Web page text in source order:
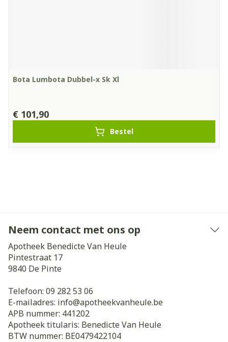
Bota Lumbota Dubbel-x Sk Xl
€ 101,90
Bestel
Neem contact met ons op
Apotheek Benedicte Van Heule
Pintestraat 17
9840 De Pinte
Telefoon: 09 282 53 06
E-mailadres: info@apotheekvanheule.be
APB nummer: 441202
Apotheek titularis: Benedicte Van Heule
BTW nummer: BE0479422104